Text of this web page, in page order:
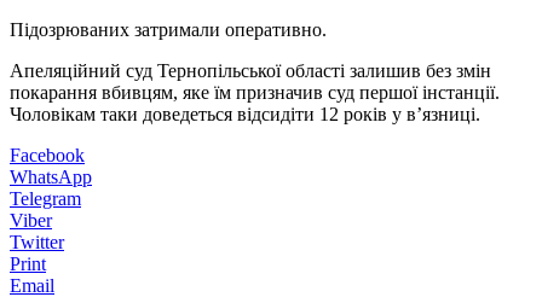
Підозрюваних затримали оперативно.
Апеляційний суд Тернопільської області залишив без змін
покарання вбивцям, яке їм призначив суд першої інстанції.
Чоловікам таки доведеться відсидіти 12 років у в’язниці.
Facebook
WhatsApp
Telegram
Viber
Twitter
Print
Email